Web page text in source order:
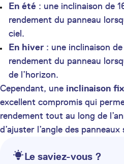
En été : une inclinaison de
rendement du panneau
ciel.
En hiver : une inclinaison
rendement du panneau
de l’horizon.
Cependant, une inclinaison
excellent compromis qui
rendement tout au long de
d’ajuster l’angle des
Le saviez-vous ?